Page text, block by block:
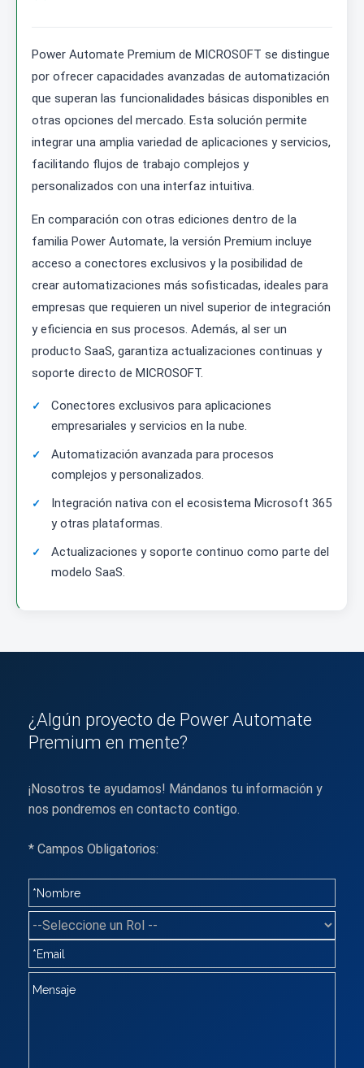
Power Automate Premium de MICROSOFT se distingue
por ofrecer capacidades avanzadas de automatización
que superan las funcionalidades básicas disponibles en
otras opciones del mercado. Esta solución permite
integrar una amplia variedad de aplicaciones y servicios,
facilitando flujos de trabajo complejos y
personalizados con una interfaz intuitiva.
En comparación con otras ediciones dentro de la
familia Power Automate, la versión Premium incluye
acceso a conectores exclusivos y la posibilidad de
crear automatizaciones más sofisticadas, ideales para
empresas que requieren un nivel superior de integración
y eficiencia en sus procesos. Además, al ser un
producto SaaS, garantiza actualizaciones continuas y
soporte directo de MICROSOFT.
Conectores exclusivos para aplicaciones
empresariales y servicios en la nube.
Automatización avanzada para procesos
complejos y personalizados.
Integración nativa con el ecosistema Microsoft 365
y otras plataformas.
Actualizaciones y soporte continuo como parte del
modelo SaaS.
¿Algún proyecto de Power Automate
Premium en mente?
¡Nosotros te ayudamos! Mándanos tu información y
nos pondremos en contacto contigo.
* Campos Obligatorios: